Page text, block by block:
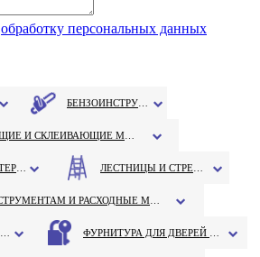
обработку персональных данных